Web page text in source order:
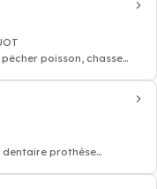
poisson, chasse
prothèse